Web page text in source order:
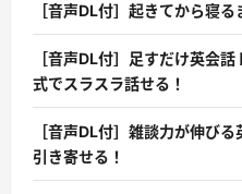
［音声DL付］起きてから寝
［音声DL付］足すだけ英会
式でスラスラ話せる！
［音声DL付］雑談力が伸び
引き寄せる！